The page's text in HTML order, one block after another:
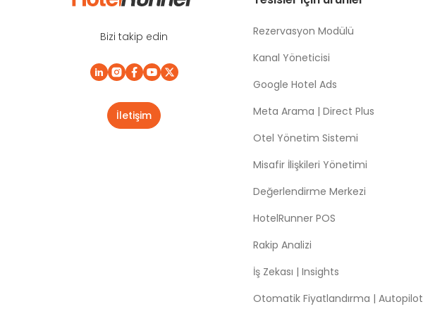
Bizi takip edin
İletişim
Rezervasyon Modülü
Kanal Yöneticisi
Google Hotel Ads
Meta Arama | Direct Plus
Otel Yönetim Sistemi
Misafir İlişkileri Yönetimi
Değerlendirme Merkezi
HotelRunner POS
Rakip Analizi
İş Zekası | Insights
Otomatik Fiyatlandırma | Autopilot